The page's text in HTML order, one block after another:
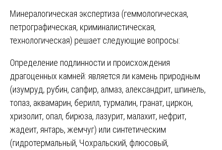
Минералогическая экспертиза (геммологическая,
петрографическая, криминалистическая,
технологическая) решает следующие вопросы:
Определение подлинности и происхождения
драгоценных камней: является ли камень природным
(изумруд, рубин, сапфир, алмаз, александрит, шпинель,
топаз, аквамарин, берилл, турмалин, гранат, циркон,
хризолит, опал, бирюза, лазурит, малахит, нефрит,
жадеит, янтарь, жемчуг) или синтетическим
(гидротермальный, Чохральский, флюсовый,